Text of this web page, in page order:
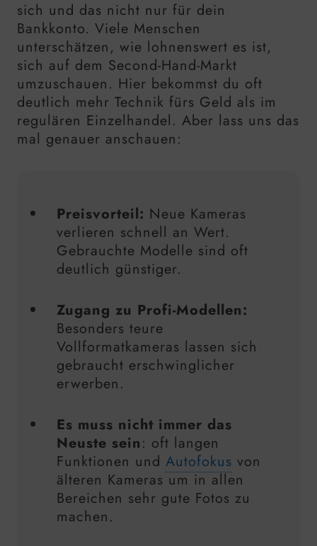
sich und das nicht nur für dein
Bankkonto. Viele Menschen
unterschätzen, wie lohnenswert es ist,
sich auf dem Second-Hand-Markt
umzuschauen. Hier bekommst du oft
deutlich mehr Technik fürs Geld als im
regulären Einzelhandel. Aber lass uns das
mal genauer anschauen:
Preisvorteil: Neue Kameras
verlieren schnell an Wert.
Gebrauchte Modelle sind oft
deutlich günstiger.
Zugang zu Profi-Modellen:
Besonders teure
Vollformatkameras lassen sich
gebraucht erschwinglicher
erwerben.
Es muss nicht immer das
Neuste sein: oft langen
Funktionen und Autofokus von
älteren Kameras um in allen
Bereichen sehr gute Fotos zu
machen.